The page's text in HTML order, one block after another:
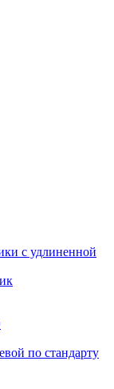
с удлиненной
по стандарту